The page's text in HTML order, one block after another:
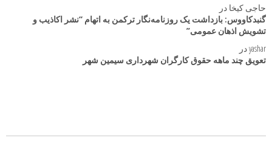
حاجی کیخا در
گنبدکاووس: بازداشت یک روزنامه‌نگار ترکمن به اتهام “نشر اکاذیب و
تشویش اذهان عمومی”
yasharدر
تعویق چند ماهه حقوق کارگران شهرداری سیمین شهر